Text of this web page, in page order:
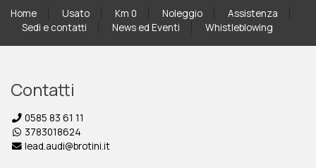
Home Usato Km 0 Noleggio
Assistenza
Sedi e contatti
News ed Eventi Whistleblowing
Contatti
0585 83 61 11
3783018624
lead.audi@brotini.it